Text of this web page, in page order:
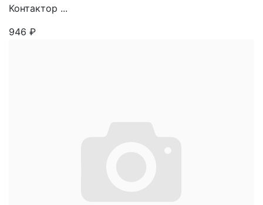
Контактор ...
946 ₽